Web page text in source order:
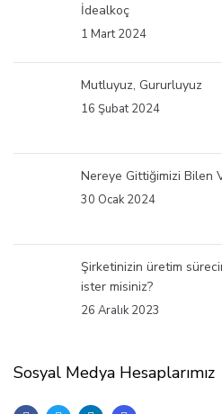
İdealkoç
1 Mart 2024
Mutluyuz, Gururluyuz
16 Şubat 2024
Nereye Gittiğimizi Bilen
30 Ocak 2024
Şirketinizin üretim
ister misiniz?
26 Aralık 2023
Sosyal Medya Hesaplarımız